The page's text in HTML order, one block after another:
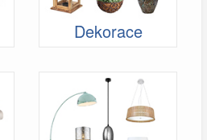
Dekorace